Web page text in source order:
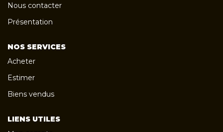
Nous contacter
Présentation
NOS SERVICES
Acheter
Estimer
Biens vendus
LIENS UTILES